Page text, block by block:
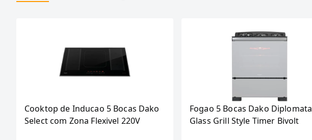
Cooktop de Inducao 5 Bocas Dako
Select com Zona Flexivel 220V
Fogao 5 Bocas Dako Diplomata
Glass Grill Style Timer Bivolt